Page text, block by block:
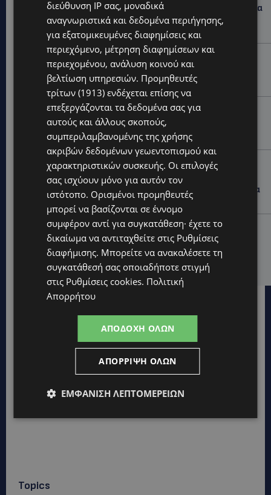
ΛΕΩΦΟΡΟΣ ΤΣΕΡΙΟΥ: Άνοιξε ο δρόμος, αλλά άρχισαν τα
παράπονα των πολιτών – «Έγινε σωστά ο
σχεδιασμός;»
VIBE NEWS
Νέος Γενικός Διευθυντής του Hilton Nicosia ο Ilio
Rodoni
VIBE NEWS
Η Peugeot είναι ο επίσημος συνεργάτης του
Φεστιβάλ Κινηματογράφου της Βενετίας
VIBE NEWS
Lidl Better Living Days #summer2026: Ένα μοναδικό
ταξίδι ευεξίας, γεμάτο γεύση, ενέργεια και χαμόγελα
σε όλη την Κύπρο
ΚΑΤΟΙΚΙΔΙΑ
ΠΑΓΚΟΣΜΙΑ ΗΜΕΡΑ ΓΑΤΑΣ: Χιλιάδες στην Κύπρο,
καθεμία μοναδική – Το χαδιάρικο τετράποδο με τη
ματιά που λιώνει καρδιές
Topics
διεύθυνση IP σας, μοναδικά
αναγνωριστικά και δεδομένα περιήγησης,
για εξατομικευμένες διαφημίσεις και
περιεχόμενο, μέτρηση διαφημίσεων και
περιεχομένου, ανάλυση κοινού και
βελτίωση υπηρεσιών. Προμηθευτές
τρίτων (1913) ενδέχεται επίσης να
επεξεργάζονται τα δεδομένα σας για
αυτούς και άλλους σκοπούς,
συμπεριλαμβανομένης της χρήσης
ακριβών δεδομένων γεωεντοπισμού και
χαρακτηριστικών συσκευής. Οι επιλογές
σας ισχύουν μόνο για αυτόν τον
ιστότοπο. Ορισμένοι προμηθευτές
μπορεί να βασίζονται σε έννομο
συμφέρον αντί για συγκατάθεση· έχετε το
δικαίωμα να αντιταχθείτε στις Ρυθμίσεις
διαφήμισης. Μπορείτε να ανακαλέσετε τη
συγκατάθεσή σας οποιαδήποτε στιγμή
στις Ρυθμίσεις cookies. Πολιτική
Απορρήτου
ΑΠΟΔΟΧΉ ΌΛΩΝ
ΑΠΌΡΡΙΨΗ ΌΛΩΝ
ΕΜΦΆΝΙΣΗ ΛΕΠΤΟΜΕΡΕΙΏΝ